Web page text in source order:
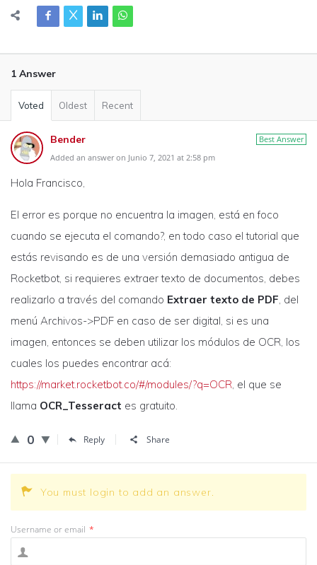
1 Answer
Voted Oldest Recent
Best Answer
Bender
Added an answer on Junio 7, 2021 at 2:58 pm
Hola Francisco,
El error es porque no encuentra la imagen, está en foco
cuando se ejecuta el comando?, en todo caso el tutorial que
estás revisando es de una versión demasiado antigua de
Rocketbot, si requieres extraer texto de documentos, debes
realizarlo a través del comando Extraer texto de PDF, del
menú Archivos->PDF en caso de ser digital, si es una
imagen, entonces se deben utilizar los módulos de OCR, los
cuales los puedes encontrar acá:
https://market.rocketbot.co/#/modules/?q=OCR, el que se
llama OCR_Tesseract es gratuito.
0 Reply Share
You must login to add an answer.
Username or email *